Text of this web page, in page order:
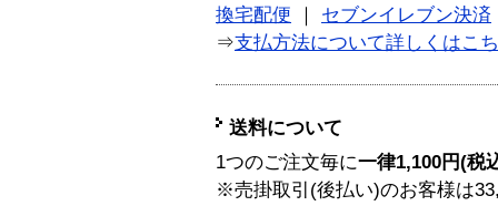
換宅配便
セブンイレブン決済
⇒支払方法について詳しくはこ
送料について
1つのご注文毎に一律1,100円(税
※売掛取引(後払い)のお客様は